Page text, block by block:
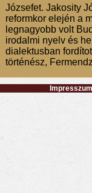
Józsefet. Jakosity
reformkor elején a
legnagyobb volt
irodalmi nyelv és
dialektusban
történész,